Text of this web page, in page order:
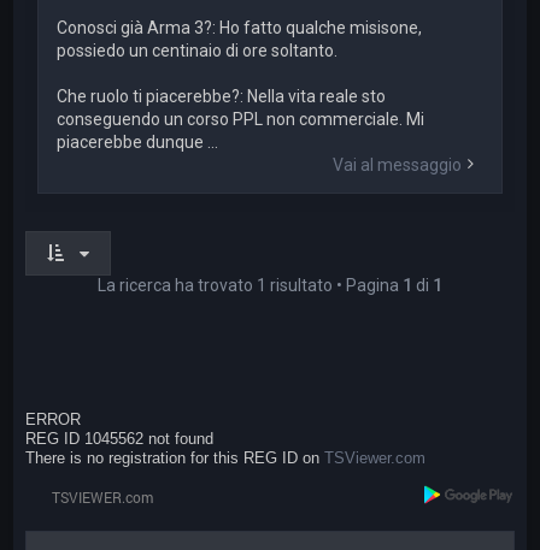
Conosci già Arma 3?: Ho fatto qualche misisone,
possiedo un centinaio di ore soltanto.
Che ruolo ti piacerebbe?: Nella vita reale sto
conseguendo un corso PPL non commerciale. Mi
piacerebbe dunque ...
Vai al messaggio
La ricerca ha trovato 1 risultato • Pagina 1 di 1
ERROR
REG ID 1045562 not found
There is no registration for this REG ID onTSViewer.com